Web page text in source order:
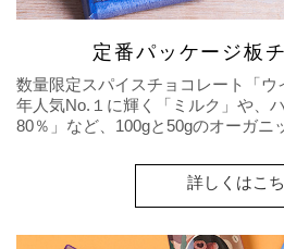
定番パッケージ板
数量限定スパイスチョコレート「
年人気No.１に輝く「ミルク」や、
80％」など、100gと50gのオーガニ
詳しくはこ